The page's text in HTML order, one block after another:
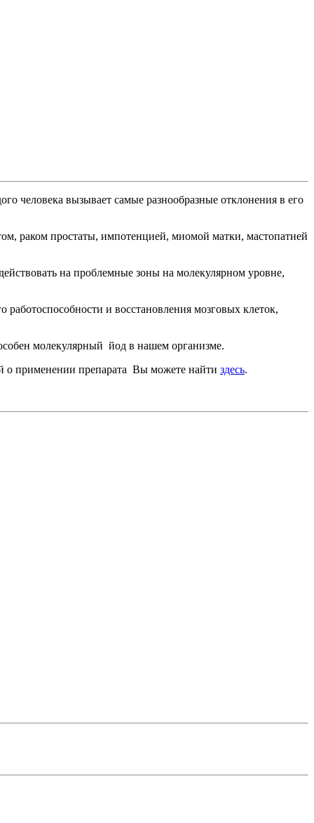
человека вызывает самые разнообразные отклонения в его
раком простаты, импотенцией, миомой матки, мастопатией
на проблемные зоны на молекулярном уровне,
и восстановления мозговых клеток,
молекулярный йод в нашем организме.
о применении препарата Вы можете найти здесь.